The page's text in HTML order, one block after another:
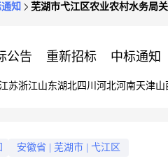
知 芜湖市弋江区农业农村水务局
公告 重新招标 中标通知
苏浙江山东湖北四川 河北河南天津山
安徽省 芜湖市 弋江区